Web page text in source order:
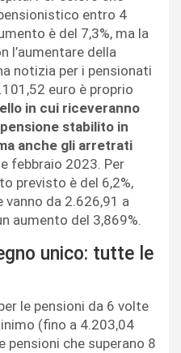
entro 4
è del 7,3%, ma la
l’aumentare della
notizia per i pensionati
euro è proprio
in cui riceveranno
stabilito in
anche gli arretrati
febbraio 2023. Per
previsto è del 6,2%,
vanno da 2.626,91 a
aumento del 3,869%.
unico: tutte le
le pensioni da 6 volte
(fino a 4.203,04
pensioni che superano 8